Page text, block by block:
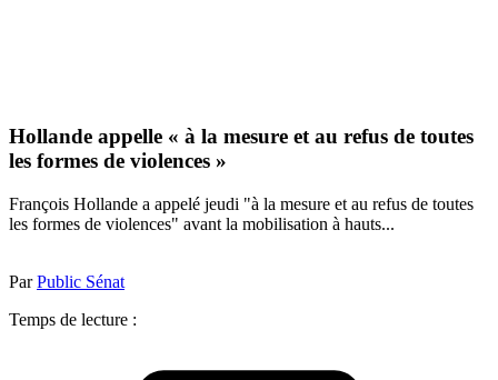
Hollande appelle « à la mesure et au refus de toutes
les formes de violences »
François Hollande a appelé jeudi "à la mesure et au refus de toutes
les formes de violences" avant la mobilisation à hauts...
ParPublic Sénat
Temps de lecture :